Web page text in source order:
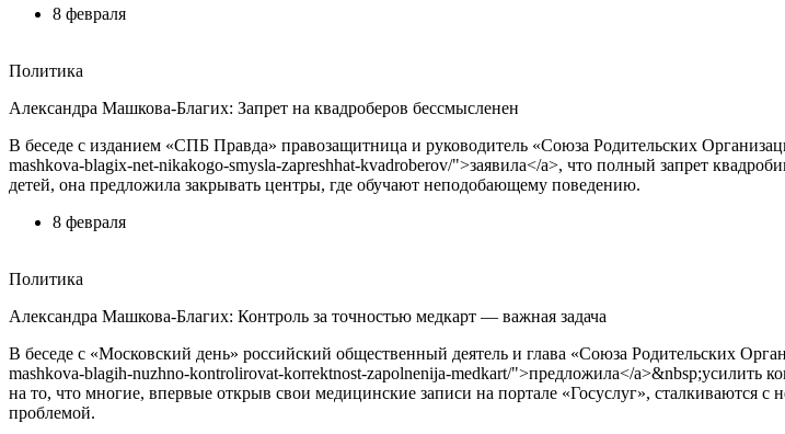
8 февраля
Политика
Александра Машкова-Благих: Запрет на квадроберов бессмысленен
В беседе с изданием «СПБ Правда» правозащитница и руководитель «Союза Родительских
mashkova-blagix-net-nikakogo-smysla-zapreshhat-kvadroberov/">заявила</a>, что полный запрет
детей, она предложила закрывать центры, где обучают неподобающему поведению.
8 февраля
Политика
Александра Машкова-Благих: Контроль за точностью медкарт — важная задача
В беседе с «Московский день» российский общественный деятель и глава «Союза Родительских
mashkova-blagih-nuzhno-kontrolirovat-korrektnost-zapolnenija-medkart/">предложила</a>&nbsp;усилить
на то, что многие, впервые открыв свои медицинские записи на портале «Госуслуг», сталкиваются
проблемой.